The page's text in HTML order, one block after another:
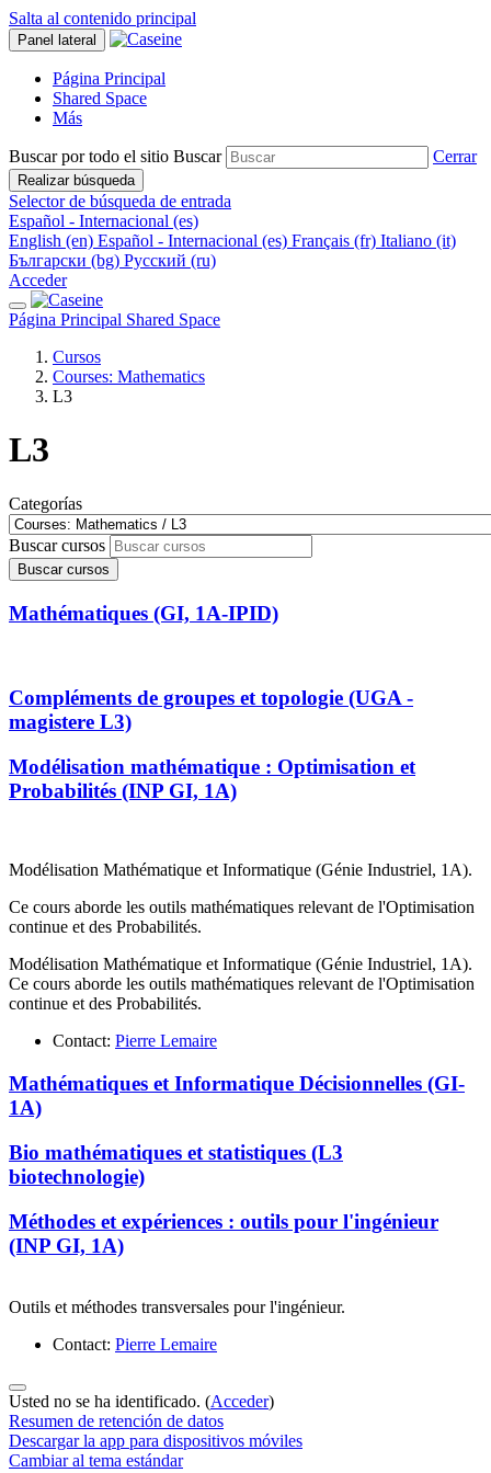
Salta al contenido principal
Panel lateral
Página Principal
Shared Space
Más
Buscar por todo el sitio Buscar Cerrar
Realizar búsqueda
Selector de búsqueda de entrada
Español - Internacional ‎(es)‎
English ‎(en)‎ Español - Internacional ‎(es)‎ Français ‎(fr)‎ Italiano ‎(it)‎
Български ‎(bg)‎ Русский ‎(ru)‎
Acceder
Página Principal Shared Space
Cursos
Courses: Mathematics
L3
L3
Categorías
Buscar cursos
Buscar cursos
Mathématiques (GI, 1A-IPID)
Compléments de groupes et topologie (UGA -
magistere L3)
Modélisation mathématique : Optimisation et
Probabilités (INP GI, 1A)
Modélisation Mathématique etInformatique (Génie Industriel, 1A).
Ce cours aborde les outils mathématiques relevantde l'Optimisation
continue etdes Probabilités.
Modélisation Mathématique et Informatique (Génie Industriel, 1A).
Ce cours aborde les outils mathématiques relevant de l'Optimisation
continue et des Probabilités.
Contact: Pierre Lemaire
Mathématiques et Informatique Décisionnelles (GI-
1A)
Bio mathématiques et statistiques (L3
biotechnologie)
Méthodes et expériences : outils pour l'ingénieur
(INP GI, 1A)
Outils et méthodes transversales pour l'ingénieur.
Contact: Pierre Lemaire
Usted no se ha identificado. (Acceder)
Resumen de retención de datos
Descargar la app para dispositivos móviles
Cambiar al tema estándar